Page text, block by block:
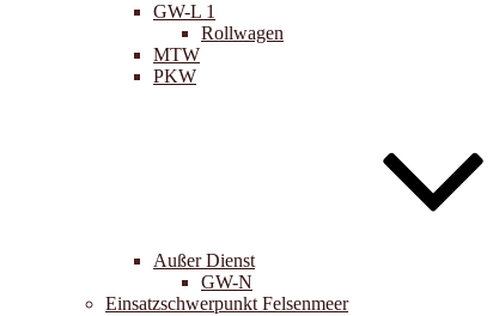
GW-L 1
Rollwagen
MTW
PKW
Außer Dienst
GW-N
Einsatzschwerpunkt Felsenmeer